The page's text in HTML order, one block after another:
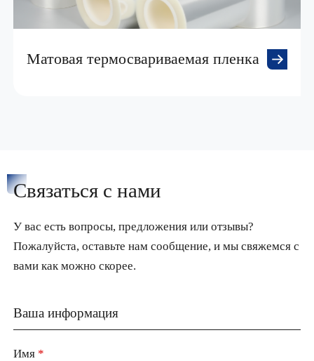
Матовая термосвариваемая пленка
Связаться с нами
У вас есть вопросы, предложения или отзывы?
Пожалуйста, оставьте нам сообщение, и мы свяжемся с
вами как можно скорее.
Ваша информация
Имя *